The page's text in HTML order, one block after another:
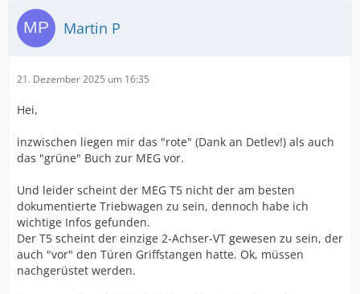
Martin P
21. Dezember 2025 um 16:35
Hei,
inzwischen liegen mir das "rote" (Dank an Detlev!) als auch
das "grüne" Buch zur MEG vor.
Und leider scheint der MEG T5 nicht der am besten
dokumentierte Triebwagen zu sein, dennoch habe ich
wichtige Infos gefunden.
Der T5 scheint der einzige 2-Achser-VT gewesen zu sein, der
auch "vor" den Türen Griffstangen hatte. Ok, müssen
nachgerüstet werden.